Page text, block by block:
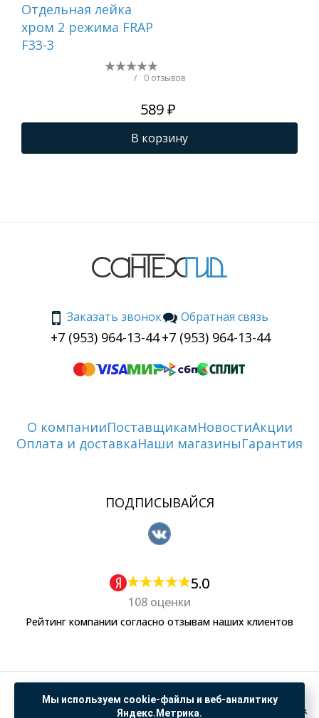
Отдельная лейка
хром 2 режима FRAP
F33-3
/ 0 отзывов
589 ₽
В корзину
Заказать звонок
+7 (953) 964-13-44
Обратная связь
+7 (953) 964-13-44
О компанииПоставщикамНовостиАкции
Оплата и доставкаНаши магазиныГарантия
ПОДПИСЫВАЙСЯ
5.0
108 оценки
Рейтинг компании согласно отзывам наших клиентов
Политика обработки персональных данных
Согласие на обработку данных Яндекс Метрика
Мы используем cookie-файлы и веб-аналитику
Яндекс.Метрика.